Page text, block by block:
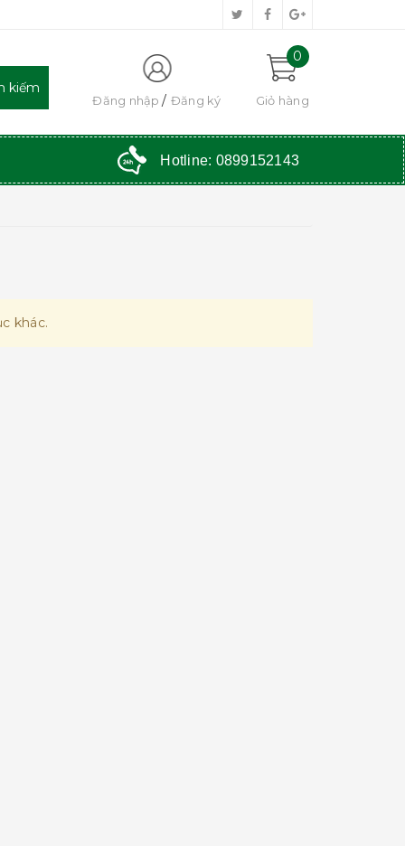
Đăng nhập Đăng ký
0
Giỏ hàng
Hotline: 0899152143
khác.